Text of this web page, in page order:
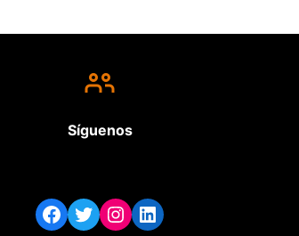
Síguenos
Facebook Twitter Instagram LinkedIn